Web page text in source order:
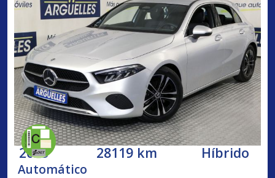
2023 28119 km Híbrido
Automático